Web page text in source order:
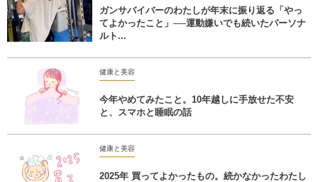
ガンサバイバーのわたしが年末に振り返る「やっ
てよかったこと」──運動嫌いでも続いたパーソナ
ルト...
健康と美容
今年やめてみたこと。10年越しに手放せた不安
と、スマホと睡眠の話
健康と美容
2025年 買ってよかったもの。続かなかったわたし